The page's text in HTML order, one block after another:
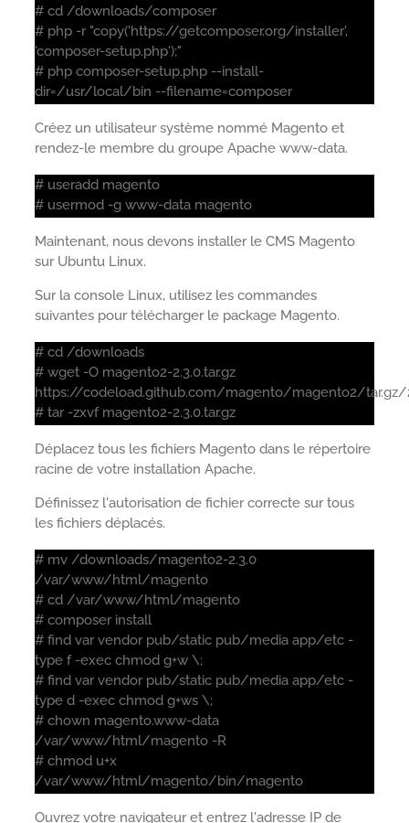
# cd /downloads/composer
# php -r "copy('https://getcomposer.org/installer',
'composer-setup.php');"
# php composer-setup.php --install-
dir=/usr/local/bin --filename=composer
Créez un utilisateur système nommé Magento et
rendez-le membre du groupe Apache www-data.
# useradd magento
# usermod -g www-data magento
Maintenant, nous devons installer le CMS Magento
sur Ubuntu Linux.
Sur la console Linux, utilisez les commandes
suivantes pour télécharger le package Magento.
# cd /downloads
# wget -O magento2-2.3.0.tar.gz
https://codeload.github.com/magento/magento2/tar.gz/
# tar -zxvf magento2-2.3.0.tar.gz
Déplacez tous les fichiers Magento dans le répertoire
racine de votre installation Apache.
Définissez l'autorisation de fichier correcte sur tous
les fichiers déplacés.
# mv /downloads/magento2-2.3.0
/var/www/html/magento
# cd /var/www/html/magento
# composer install
# find var vendor pub/static pub/media app/etc -
type f -exec chmod g+w \;
# find var vendor pub/static pub/media app/etc -
type d -exec chmod g+ws \;
# chown magento.www-data
/var/www/html/magento -R
# chmod u+x
/var/www/html/magento/bin/magento
Ouvrez votre navigateur et entrez l'adresse IP de